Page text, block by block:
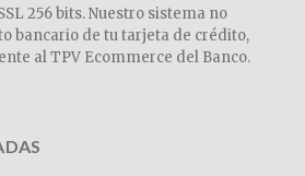
256 bits. Nuestro sistema no
bancario de tu tarjeta de crédito,
al TPV Ecommerce del Banco.